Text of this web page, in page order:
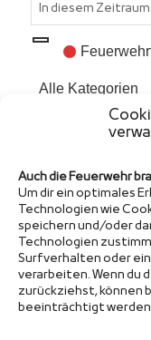
Auch die Feuerwehr
Um dir ein optimales
Technologien wie
speichern und/oder
Technologien
Surfverhalten oder
verarbeiten. Wenn du
zurückziehst, können
beeinträchtigt
In diesem
Kategorie
Titel
Alle Kategorien
Sponsor